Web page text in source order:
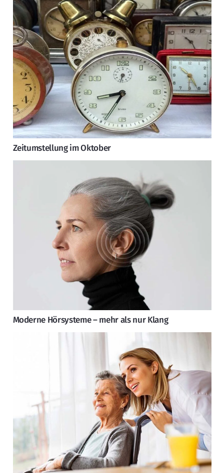
Zeitumstellung im Oktober
Moderne Hörsysteme – mehr als nur Klang